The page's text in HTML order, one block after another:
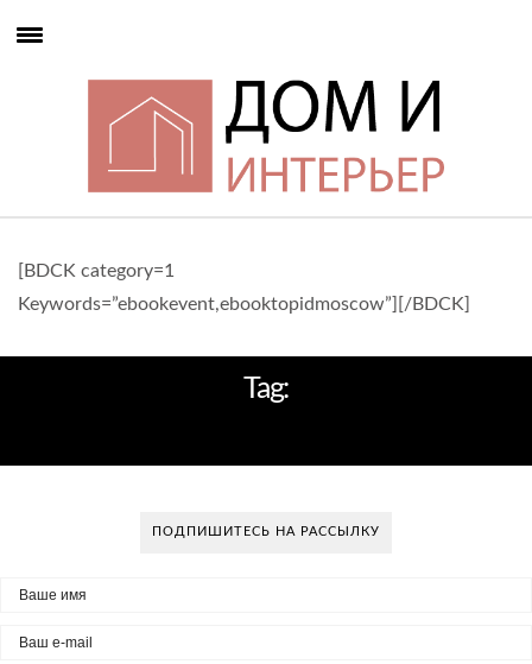
[BDCK category=1
Keywords=”ebookevent,ebooktopidmoscow”][/BDCK]
Tag:
ПОДПИШИТЕСЬ НА РАССЫЛКУ